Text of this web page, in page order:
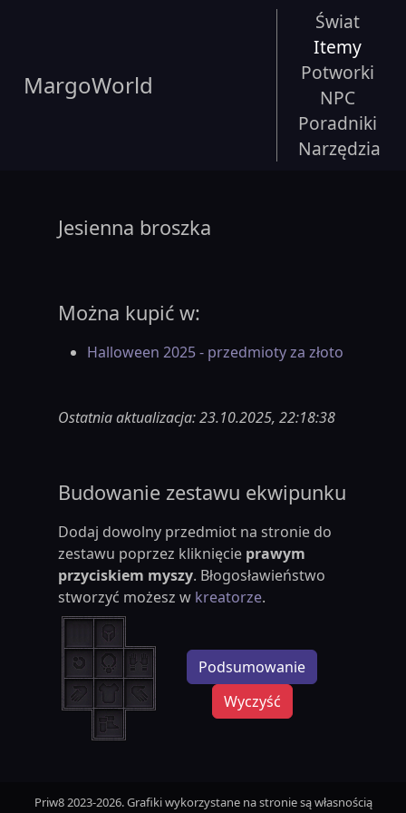
MargoWorld
Świat
Itemy
Potworki
NPC
Poradniki
Narzędzia
Jesienna broszka
Można kupić w:
Halloween 2025 - przedmioty za złoto
Ostatnia aktualizacja: 23.10.2025, 22:18:38
Budowanie zestawu ekwipunku
Dodaj dowolny przedmiot na stronie do
zestawu poprzez kliknięcie prawym
przyciskiem myszy. Błogosławieństwo
stworzyć możesz w kreatorze.
Podsumowanie
Wyczyść
Priw8 2023-2026. Grafiki wykorzystane na stronie są własnością